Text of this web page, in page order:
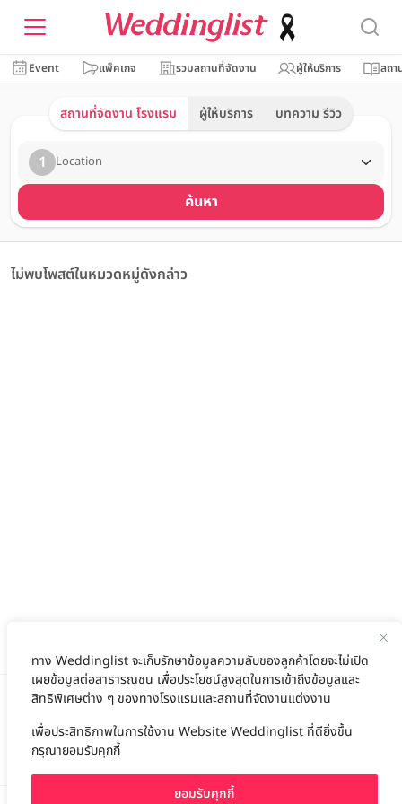
ทาง Weddinglist จะเก็บรักษาข้อมูลความลับของลูกค้าโดยจะไม่เปิด
เผยข้อมูลต่อสาธารณชน เพื่อประโยชน์สูงสุดในการเข้าถึงข้อมูลและ
สิทธิพิเศษต่าง ๆ ของทางโรงแรมและสถานที่จัดงานแต่งงาน
เพื่อประสิทธิภาพในการใช้งาน Website Weddinglist ที่ดียิ่งขึ้น
กรุณายอมรับคุกกี้
ยอมรับคุกกี้
Event แพ็คเกจ รวมสถานที่จัดงาน ผู้ให้บริการ สถา
สถานที่จัดงาน โรงแรม ผู้ให้บริการ บทความ รีวิว
1 Location
ค้นหา
ไม่พบโพสต์ในหมวดหมู่ดังกล่าว
สนับสนุนโดย